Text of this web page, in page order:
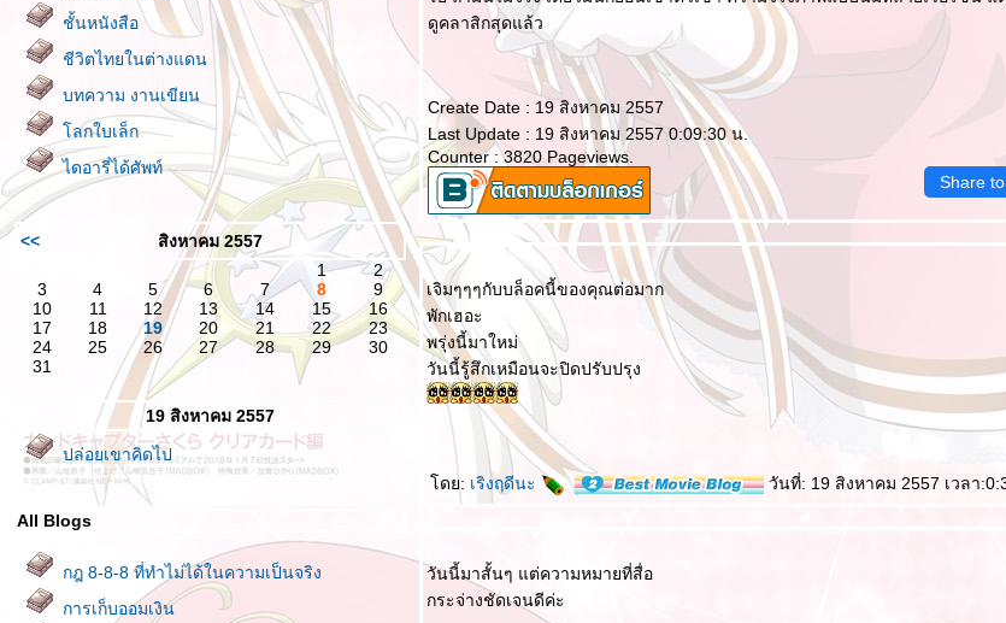
ชั้นหนังสือ
ชีวิตไทยในต่างแดน
บทความ งานเขียน
ลกใบเล็ก
ไดอารี่ได้ศัพท์
<<
สิงหาคม 2557
1
2
3
4 5 6 7 8
9
10
11 12 13 14 15
16
17
18 19 20 21 22
23
24
25 26 27 28 29
30
31
19 สิงหาคม 2557
ปล่อยเขาคิดไป
All Blogs
กฎ 8-8-8 ที่ทำไม่ได้ในความเป็นจริง
การเก็บออมเงิน
ดูคลาสิกสุดแล้ว
Create Date : 19 สิงหาคม 2557
Last Update : 19 สิงหาคม 2557 0:09:30 น.
Counter : 3820 Pageviews.
Share
เจิมๆๆๆกับบล็อคนี้ของคุณต่อมาก
พักเฮอะ
พรุ่งนี้มาใหม่
วันนี้รู้สึกเหมือนจะปิดปรับปรุง
ดย: เริงฤดีนะ วันที่: 19 สิงหาคม 2557 เวลา
วันนี้มาสั้นๆ แต่ความหมายที่สื่อ
กระจ่างชัดเจนดีค่ะ